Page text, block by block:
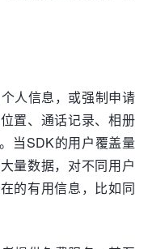
人信息，或强制申请
置、通话记录、相册
当SDK的用户覆盖量
量数据，对不同用户
的有用信息，比如同